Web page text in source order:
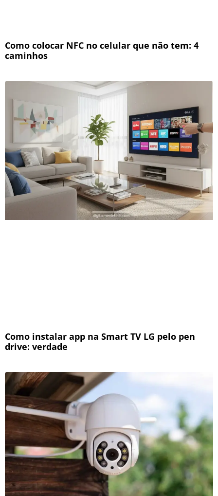
Como colocar NFC no celular que não tem: 4
caminhos
Como instalar app na Smart TV LG pelo pen
drive: verdade